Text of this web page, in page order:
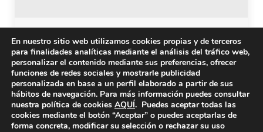
Andalucía. Webinar sobre EM para
pacientes recién diagnosticados
El próximo martes 7 de junio a las 17:00 h, FEDEMA
celebrará un Webinar online sobre Esclerosis
Múltiple para recién diagnosticados, a través de su
canal de YouTube. Puedes hacer ya tus preguntas
En nuestro sitio web utilizamos cookies propias y de terceros
para finalidades analíticas mediante el análisis del tráfico web,
personalizar el contenido mediante sus preferencias, ofrecer
funciones de redes sociales y mostrarle publicidad
personalizada en base a un perfil elaborado a partir de sus
hábitos de navegación. Para más información puedes consultar
nuestra política de cookies AQUÍ. Puedes aceptar todas las
cookies mediante el botón “Aceptar” o puedes aceptarlas de
forma concreta, modificar su selección o rechazar su uso